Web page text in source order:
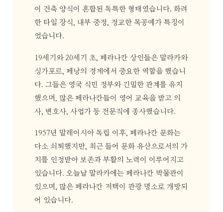
이 건축 양식이 혼합된 독특한 형태였습니다. 화려
한 타일 장식, 내부 중정, 정교한 목공예가 특징이
었습니다.
19세기와 20세기 초, 페라나칸 상인들은 말라카와
싱가포르, 페낭의 경제에서 중요한 역할을 했습니
다. 그들은 영국 식민 정부와 긴밀한 관계를 유지
했으며, 많은 페라나칸들이 영어 교육을 받고 의
사, 변호사, 사업가 등 전문직에 종사했습니다.
1957년 말레이시아 독립 이후, 페라나칸 문화는
다소 쇠퇴했지만, 최근 들어 문화 유산으로서의 가
치를 인정받아 보존과 부활의 노력이 이루어지고
있습니다. 오늘날 말라카에는 페라나칸 박물관이
있으며, 많은 페라나칸 저택이 관광 명소로 개방되
어 있습니다.